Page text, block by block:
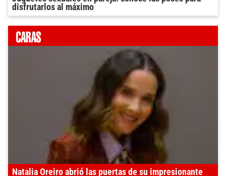
disfrutarlos al máximo
Natalia Oreiro abrió las puertas de su impresionante